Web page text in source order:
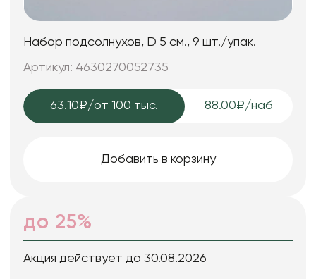
Набор подсолнухов, D 5 см., 9 шт./упак.
Артикул: 4630270052735
63.10₽/от 100 тыс. 88.00₽/наб
Добавить в корзину
до 25%
Акция действует до 30.08.2026